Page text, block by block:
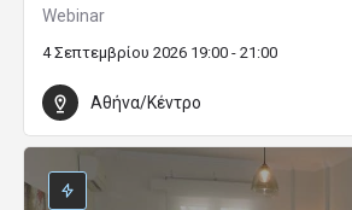
Webinar
4 Σεπτεμβρίου 2026 19:00 - 21:00
Αθήνα/Κέντρο